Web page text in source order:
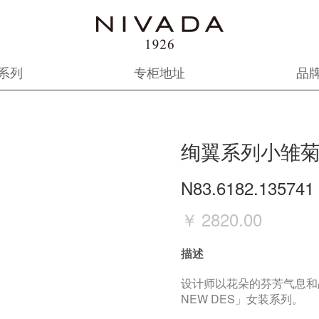
列 专柜地址 品
绚翼系列小雏
N83.6182.135741
￥ 2820.00
描述
设计师以花朵的芬芳气息
NEW DES」女装系列。